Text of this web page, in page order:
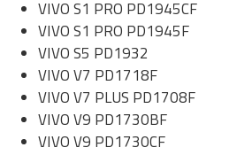
VIVO S1 PRO PD1945CF
VIVO S1 PRO PD1945F
VIVO S5 PD1932
VIVO V7 PD1718F
VIVO V7 PLUS PD1708F
VIVO V9 PD1730BF
VIVO V9 PD1730CF